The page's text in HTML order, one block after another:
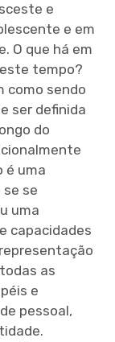
e
e em
O que há em
tempo?
como sendo
ser definida
do
é uma
se
uma
capacidades
as
e
pessoal,